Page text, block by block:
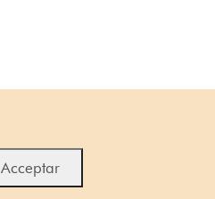
Acceptar